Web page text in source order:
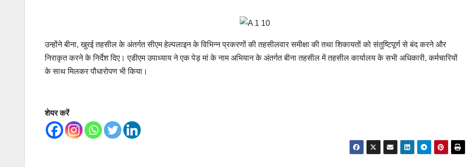
उन्होंने बीना, खुरई तहसील के अंतर्गत सीएम हेल्पलाइन के विभिन्न प्रकरणों की तहसीलवार समीक्षा की तथा शिकायतों को संतुष्टिपूर्ण से बंद करने और
निराकृत करने के निर्देश दिए। एडीएम उपाध्याय ने एक पेड़ मां के नाम अभियान के अंतर्गत बीना तहसील में तहसील कार्यालय के सभी अधिकारी, कर्मचारियों
के साथ मिलकर पौधारोपण भी किया।
शेयर करें